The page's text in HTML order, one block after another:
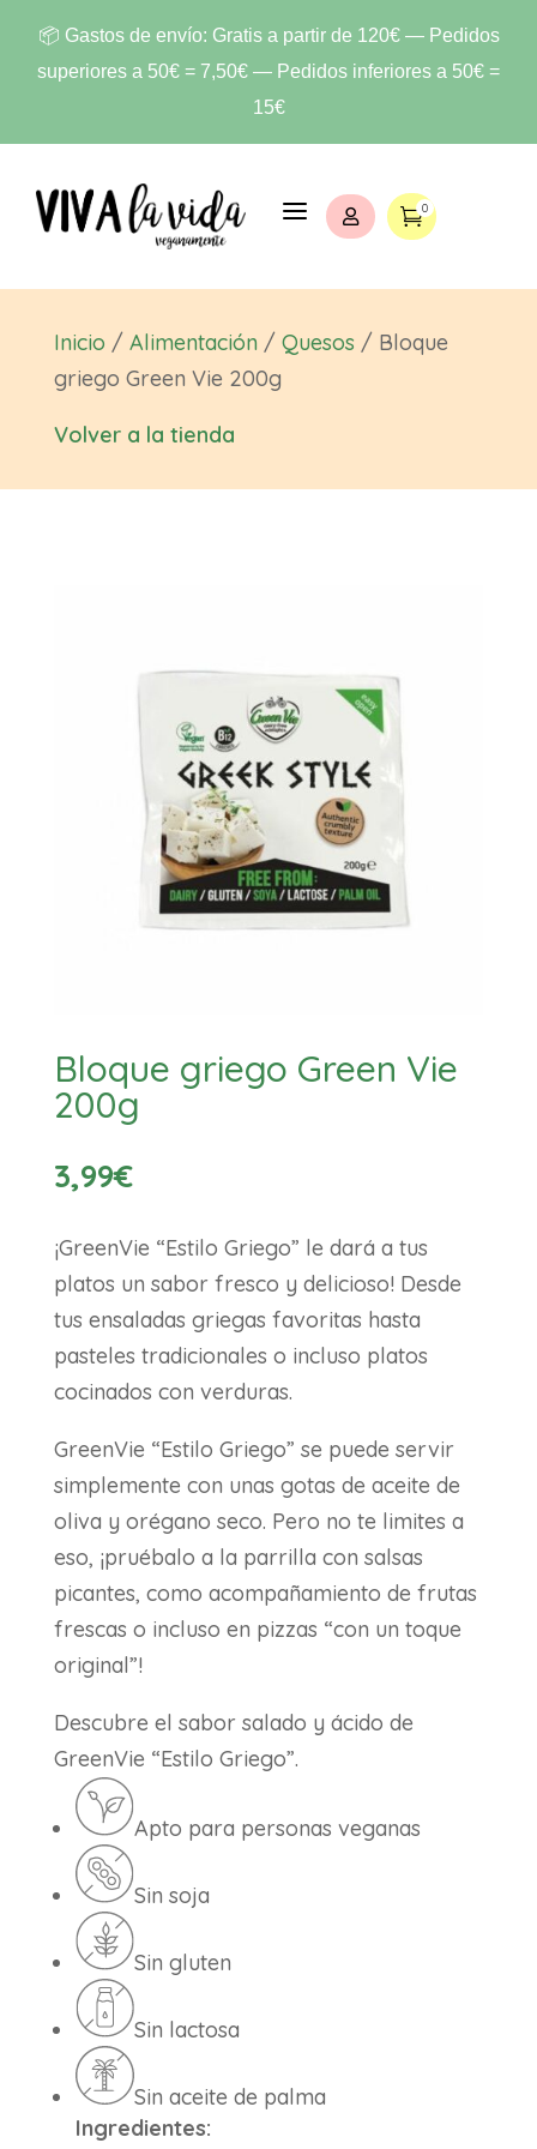
📦 Gastos de envío: Gratis a partir de 120€ — Pedidos
superiores a 50€ = 7,50€ — Pedidos inferiores a 50€ =
15€
a  0
Inicio / Alimentación/ Quesos / Bloque
griego Green Vie 200g
Volver a la tienda
Bloque griego Green Vie
200g
3,99€
¡GreenVie “Estilo Griego” le dará a tus
platos un sabor fresco y delicioso! Desde
tus ensaladas griegas favoritas hasta
pasteles tradicionales o incluso platos
cocinados con verduras.
GreenVie “Estilo Griego” se puede servir
simplemente con unas gotas de aceite de
oliva y orégano seco. Pero no te limites a
eso, ¡pruébalo a la parrilla con salsas
picantes, como acompañamiento de frutas
frescas o incluso en pizzas “con un toque
original”!
Descubre el sabor salado y ácido de
GreenVie “Estilo Griego”.
Apto para personas veganas
Sin soja
Sin gluten
Sin lactosa
Sin aceite de palma
Ingredientes: